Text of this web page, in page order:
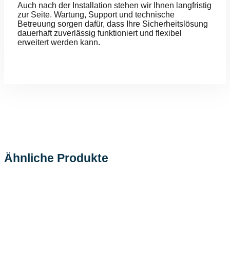
Auch nach der Installation stehen wir Ihnen langfristig
zur Seite. Wartung, Support und technische
Betreuung sorgen dafür, dass Ihre Sicherheitslösung
dauerhaft zuverlässig funktioniert und flexibel
erweitert werden kann.
Ähnliche Produkte